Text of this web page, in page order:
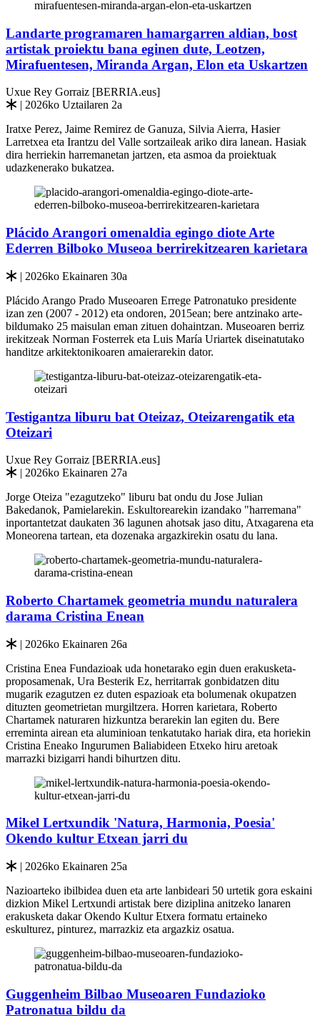
Landarte programaren hamargarren aldian, bost
artistak proiektu bana eginen dute, Leotzen,
Mirafuentesen, Miranda Argan, Elon eta Uskartzen
Uxue Rey Gorraiz [BERRIA.eus]
| 2026ko Uztailaren 2a
Iratxe Perez, Jaime Remirez de Ganuza, Silvia Aierra, Hasier
Larretxea eta Irantzu del Valle sortzaileak ariko dira lanean. Hasiak
dira herriekin harremanetan jartzen, eta asmoa da proiektuak
udazkenerako bukatzea.
Plácido Arangori omenaldia egingo diote Arte
Ederren Bilboko Museoa berrirekitzearen karietara
| 2026ko Ekainaren 30a
Plácido Arango Prado Museoaren Errege Patronatuko presidente
izan zen (2007 - 2012) eta ondoren, 2015ean; bere antzinako arte-
bildumako 25 maisulan eman zituen dohaintzan. Museoaren berriz
irekitzeak Norman Fosterrek eta Luis María Uriartek diseinatutako
handitze arkitektonikoaren amaierarekin dator.
Testigantza liburu bat Oteizaz, Oteizarengatik eta
Oteizari
Uxue Rey Gorraiz [BERRIA.eus]
| 2026ko Ekainaren 27a
Jorge Oteiza "ezagutzeko" liburu bat ondu du Jose Julian
Bakedanok, Pamielarekin. Eskultorearekin izandako "harremana"
inportantetzat daukaten 36 lagunen ahotsak jaso ditu, Atxagarena eta
Moneorena tartean, eta dozenaka argazkirekin osatu du lana.
Roberto Chartamek geometria mundu naturalera
darama Cristina Enean
| 2026ko Ekainaren 26a
Cristina Enea Fundazioak uda honetarako egin duen erakusketa-
proposamenak, Ura Besterik Ez, herritarrak gonbidatzen ditu
mugarik ezagutzen ez duten espazioak eta bolumenak okupatzen
dituzten geometrietan murgiltzera. Horren karietara, Roberto
Chartamek naturaren hizkuntza berarekin lan egiten du. Bere
erreminta airean eta aluminioan tenkatutako hariak dira, eta horiekin
Cristina Eneako Ingurumen Baliabideen Etxeko hiru aretoak
marrazki bizigarri handi bihurtzen ditu.
Mikel Lertxundik 'Natura, Harmonia, Poesia'
Okendo kultur Etxean jarri du
| 2026ko Ekainaren 25a
Nazioarteko ibilbidea duen eta arte lanbideari 50 urtetik gora eskaini
dizkion Mikel Lertxundi artistak bere diziplina anitzeko lanaren
erakusketa dakar Okendo Kultur Etxera formatu ertaineko
eskulturez, pinturez, marrazkiz eta argazkiz osatua.
Guggenheim Bilbao Museoaren Fundazioko
Patronatua bildu da